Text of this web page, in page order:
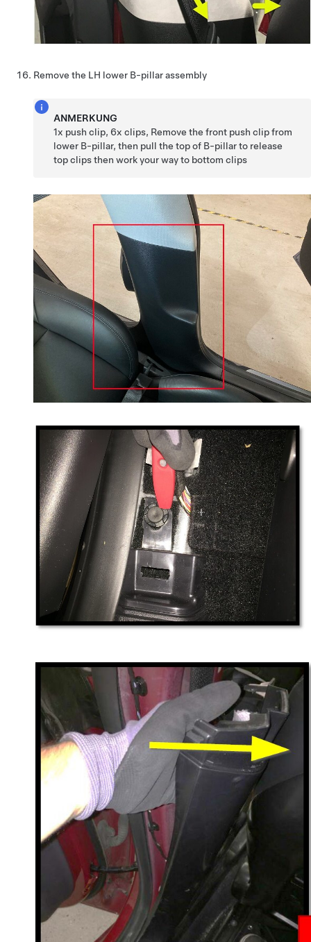
Remove the LH lower B-pillar assembly
ANMERKUNG
1x push clip, 6x clips, Remove the front push clip from
lower B-pillar, then pull the top of B-pillar to release
top clips then work your way to bottom clips